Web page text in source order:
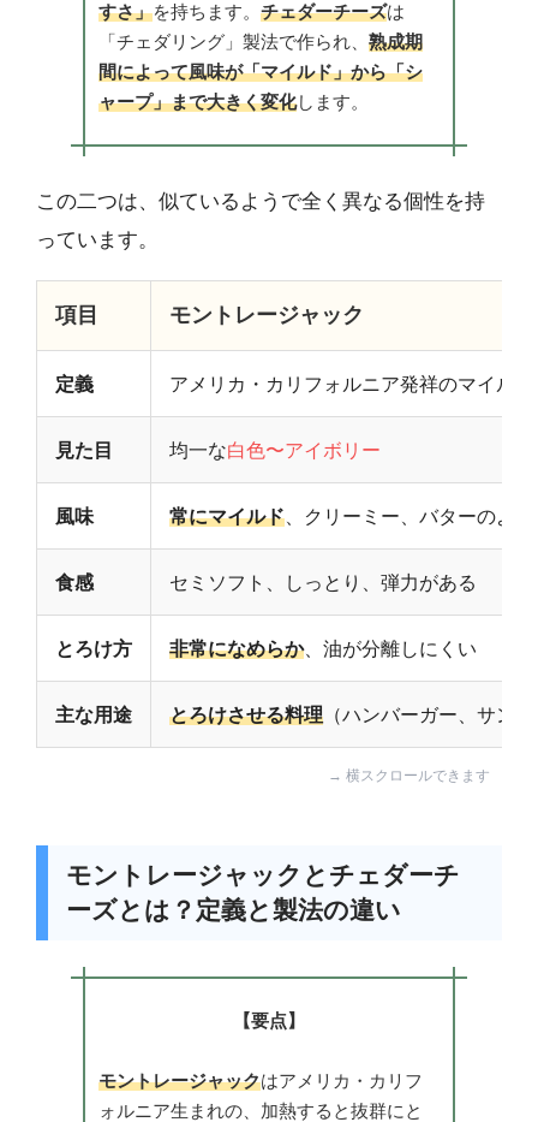
すさ」を持ちます。 チェダーチーズは
「チェダリング」製法で作られ、 熟成期
間によって風味が「マイルド」から「シ
ャープ」まで大きく変化します。
この二つは、似ているようで全く異なる個性を持
っています。
項目 モントレージャック
定義 アメリカ・カリフォルニア発祥のマイル
見た目 均一な白色〜アイボリー
風味 常にマイルド 、クリーミー、バターのよ
食感 セミソフト、しっとり、弾力がある
とろけ方 非常になめらか、油が分離しにくい
主な用途 とろけさせる料理 （ハンバーガー、サン
モントレージャックとチェダーチ
ーズとは？定義と製法の違い
【要点】
モントレージャックはアメリカ・カリフ
ォルニア生まれの、加熱すると抜群にと